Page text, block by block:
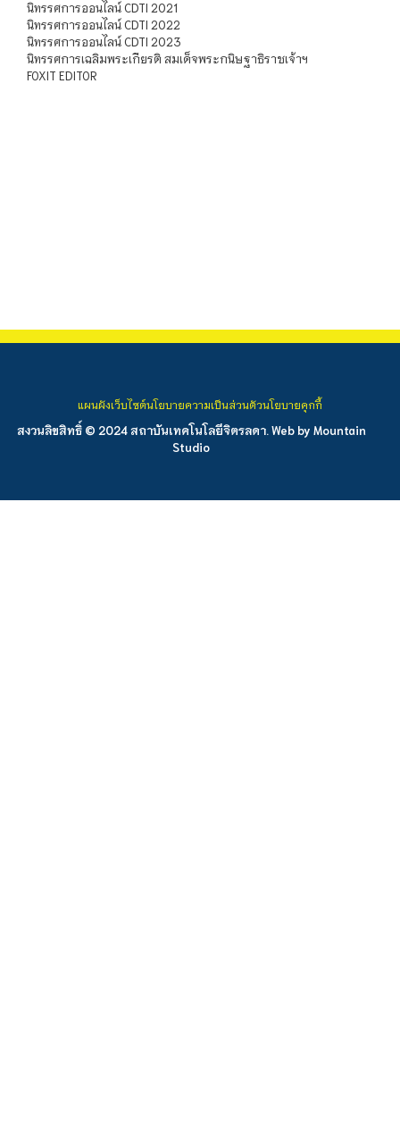
นิทรรศการออนไลน์ CDTI 2021
นิทรรศการออนไลน์ CDTI 2022
นิทรรศการออนไลน์ CDTI 2023
นิทรรศการเฉลิมพระเกียรติ สมเด็จพระกนิษฐาธิราชเจ้าฯ
FOXIT EDITOR
สงวนลิขสิทธิ์ © 2024 สถาบันเทคโนโลยีจิตรลดา. Web by Mountain
Studio
แผนผังเว็บไซต์นโยบายความเป็นส่วนตัวนโยบายคุกกี้